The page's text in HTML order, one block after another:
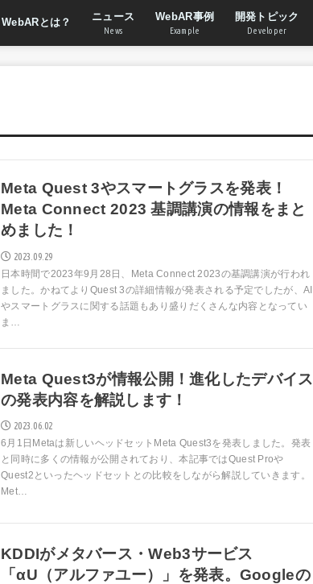
WebARとは？ ニュース
News
WebAR事例
Example
開発トピック
Developer
Meta Quest 3やスマートグラスを発表！
Meta Connect 2023 基調講演の情報をまと
めました！
2023.09.29
日本時間で2023年9月28日、Meta Connect 2023の基調講演が行われ
ました。かねてよりQuest 3の詳細情報が発表される予定でしたが、AI
やスマートグラスに関する話題もあり盛りだくさんな内容となってい
ま…
Meta Quest3が情報公開！進化したデバイス
の発表内容を解説します！
2023.06.02
6月1日Metaは新しいヘッドセットMeta Quest3を発表しました。発表
と同時に多くの情報が公開されており、本記事ではQuest Proや
Quest2といったヘッドセットとの比較をしながら解説していきます。
Met…
KDDIがメタバース・Web3サービス
「αU（アルファユー）」を発表。Googleの